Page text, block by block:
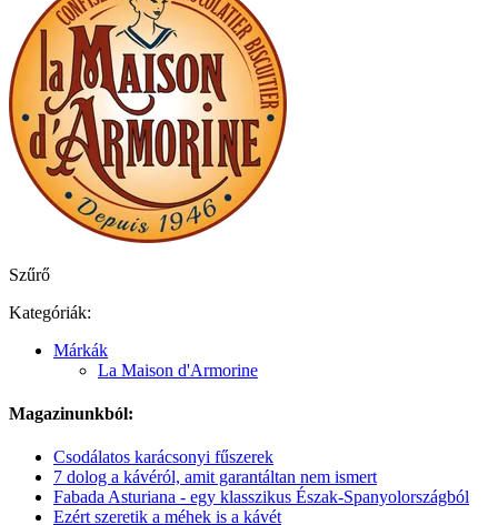
Szűrő
Kategóriák:
Márkák
La Maison d'Armorine
Magazinunkból:
Csodálatos karácsonyi fűszerek
7 dolog a kávéról, amit garantáltan nem ismert
Fabada Asturiana - egy klasszikus Észak-Spanyolországból
Ezért szeretik a méhek is a kávét